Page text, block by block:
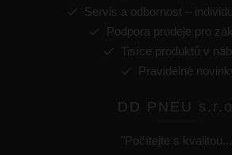
Servis a odbornost –
Podpora prodeje pro
Tisíce produktů v
Pravidelné
DD PNEU
"Počítejte s